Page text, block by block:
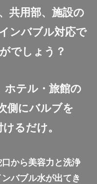
共用部、施設の
ンバブル対応で
でしょう？
ホテル・旅館の
側にバルブを
るだけ。
から美容力と洗浄
バブル水が出てき